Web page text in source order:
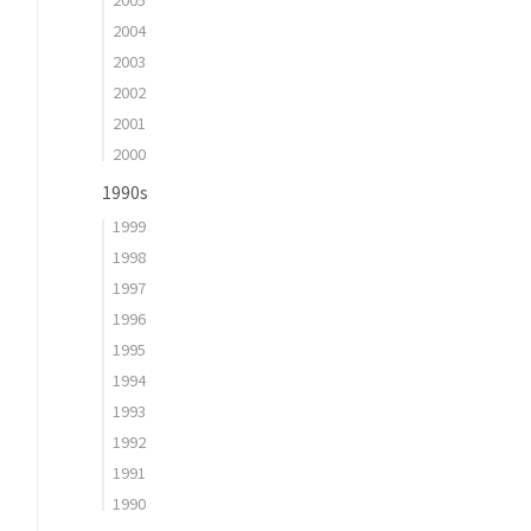
2004
2003
2002
2001
2000
1990s
1999
1998
1997
1996
1995
1994
1993
1992
1991
1990